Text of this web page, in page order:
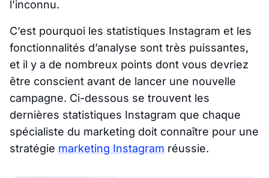
l’inconnu.
C’est pourquoi les statistiques Instagram et les
fonctionnalités d’analyse sont très puissantes,
et il y a de nombreux points dont vous devriez
être conscient avant de lancer une nouvelle
campagne. Ci-dessous se trouvent les
dernières statistiques Instagram que chaque
spécialiste du marketing doit connaître pour une
stratégie marketing Instagram réussie.